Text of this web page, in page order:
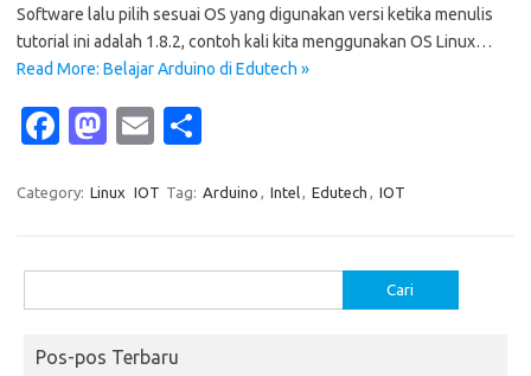
Software lalu pilih sesuai OS yang digunakan versi ketika menulis
tutorial ini adalah 1.8.2, contoh kali kita menggunakan OS Linux…
Read More: Belajar Arduino di Edutech »
Fa
e
o
o
k
M
t
d
o
n
E
ail ar
Category: Linux IOT Tag: Arduino , Intel, Edutech , IOT
untuk:
Pos-pos Terbaru